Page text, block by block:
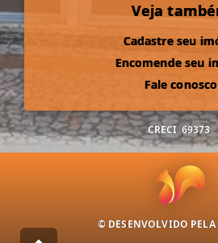
Veja
Cadastre seu
Encomende seu
Fale conosco
CRECI 69373
© DESENVOLVIDO PELA